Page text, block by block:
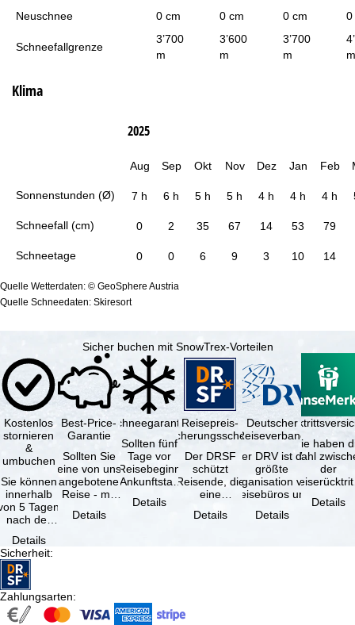
Neuschnee
0 cm 0 cm 0 cm 0
Schneefallgrenze
3’700
m
3’600
m
3’700
m
m
Klima
Sonnenstunden (Ø)
Schneefall (cm)
Schneetage
2025
Aug Sep Okt Nov Dez Jan Feb
7 h 6 h 5 h 5 h 4 h 4 h 4 h
0 2 35 67 14 53 79
0 0 6 9 3 10 14
Quelle Wetterdaten: © GeoSphere Austria
Quelle Schneedaten: Skiresort
Sicher buchen mit SnowTrex-Vorteilen
Kostenlos
stornieren
&
umbuchen
Sie können
innerhalb
5 Tagen
nach der
kostenfrei
…
Details
Best-Price-
Garantie
Sollten Sie
eine von uns
angebotene
Reise - mit
Leistung und
Details
Schneegarantie
Sollten fünf
Tage vor
Reisebeginn
(Ankunftstag)
Schneemangel
Details
Reisepreis-
Sicherungsschein
Der DRSF
schützt
Reisende, die
eine
oder
Details
Deutscher
Reiseverband
Der DRV ist die
größte
Organisation von
Reisebüros und
Reiseveranstaltern
in …
Details
Sie haben
Wahl
der
(inklusive
Details
Sicherheit:
Zahlungsarten: